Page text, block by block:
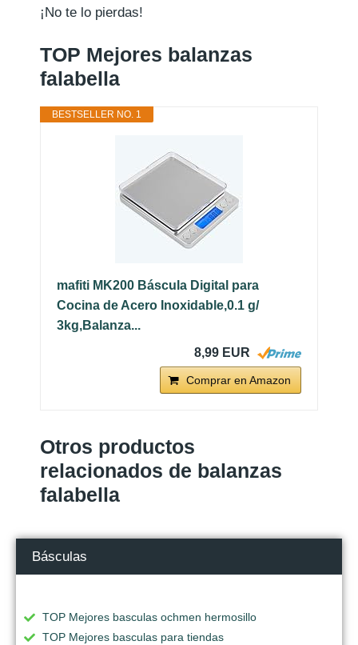
¡No te lo pierdas!
TOP Mejores balanzas
falabella
BESTSELLER NO. 1
mafiti MK200 Báscula Digital para
Cocina de Acero Inoxidable,0.1 g/
3kg,Balanza...
8,99 EUR
Comprar en Amazon
Otros productos
relacionados de balanzas
falabella
Básculas
TOP Mejores basculas ochmen hermosillo
TOP Mejores basculas para tiendas